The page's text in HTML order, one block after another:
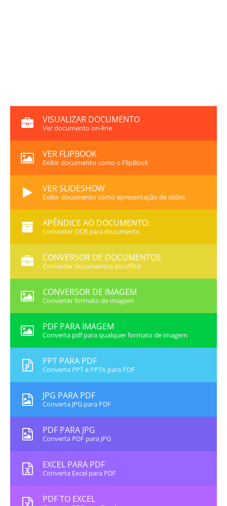
VISUALIZAR DOCUMENTO
Ver documento on-line
VER FLIPBOOK
Exibir documento como o FlipBook
VER SLIDESHOW
Exibir documento como apresentação de slides
APÊNDICE AO DOCUMENTO:
Converter OCR para documento
CONVERSOR DE DOCUMENTOS
Converter documentos do office
CONVERSOR DE IMAGEM
Converter formato de imagem
PDF PARA IMAGEM
Converta pdf para qualquer formato de imagem
PPT PARA PDF
Converta PPT e PPTX para PDF
JPG PARA PDF
Converta JPG para PDF
PDF PARA JPG
Converta PDF para JPG
EXCEL PARA PDF
Converta Excel para PDF
PDF TO EXCEL